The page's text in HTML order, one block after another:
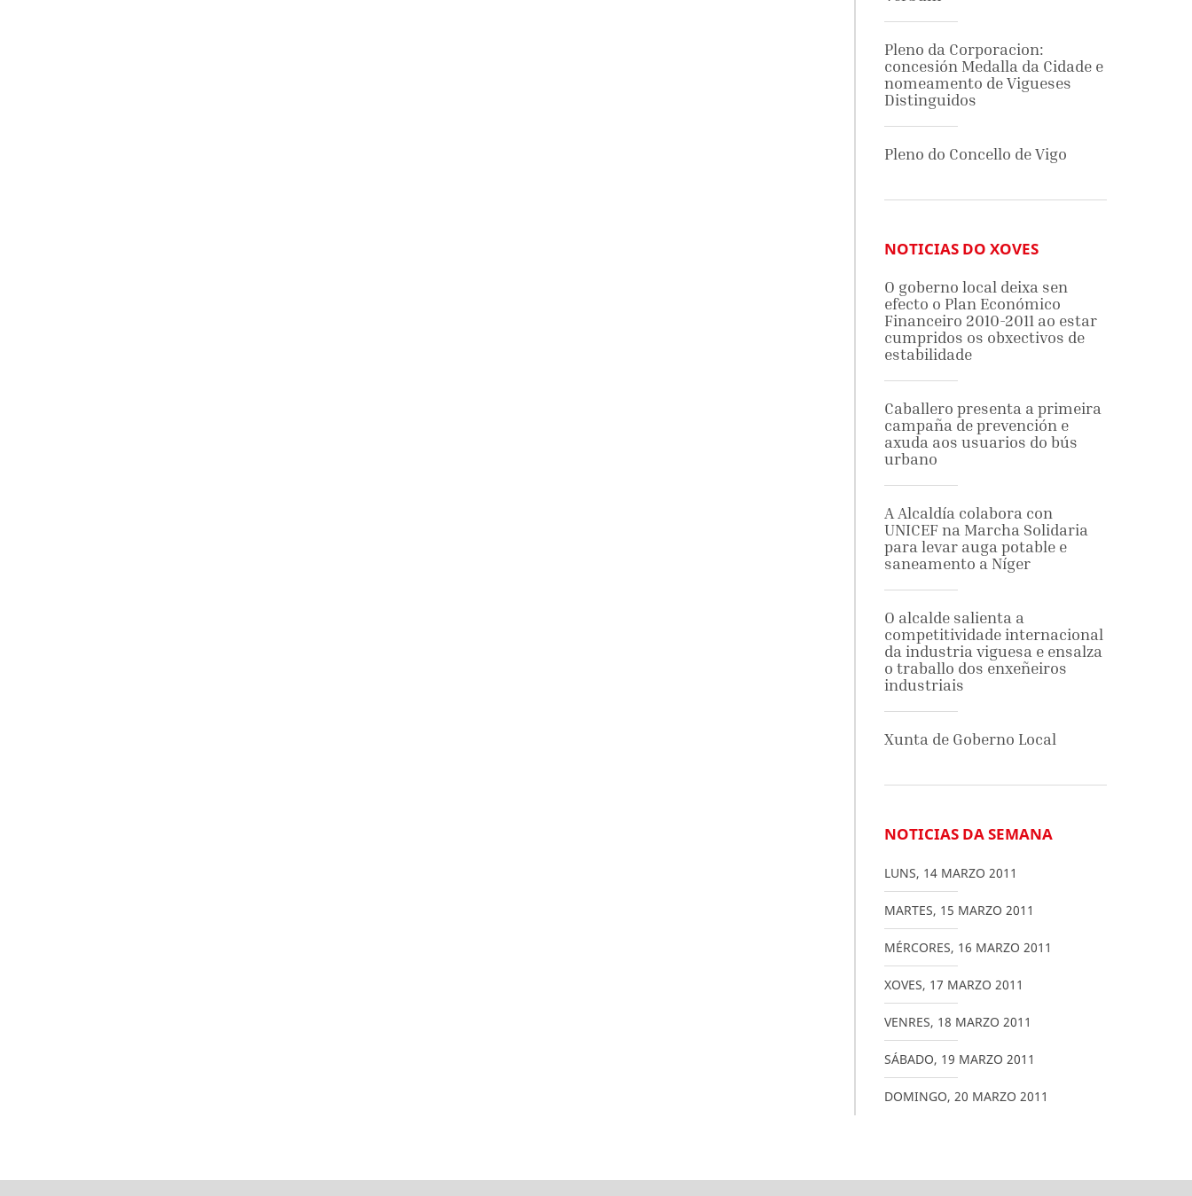
Pleno da Corporacion:
concesión Medalla da Cidade e
nomeamento de Vigueses
Distinguidos
Pleno do Concello de Vigo
NOTICIAS DO XOVES
O goberno local deixa sen
efecto o Plan Económico
Financeiro 2010-2011 ao estar
cumpridos os obxectivos de
estabilidade
Caballero presenta a primeira
campaña de prevención e
axuda aos usuarios do bús
urbano
A Alcaldía colabora con
UNICEF na Marcha Solidaria
para levar auga potable e
saneamento a Níger
O alcalde salienta a
competitividade internacional
da industria viguesa e ensalza
o traballo dos enxeñeiros
industriais
Xunta de Goberno Local
NOTICIAS DA SEMANA
LUNS, 14 MARZO 2011
MARTES, 15 MARZO 2011
MÉRCORES, 16 MARZO 2011
XOVES, 17 MARZO 2011
VENRES, 18 MARZO 2011
SÁBADO, 19 MARZO 2011
DOMINGO, 20 MARZO 2011